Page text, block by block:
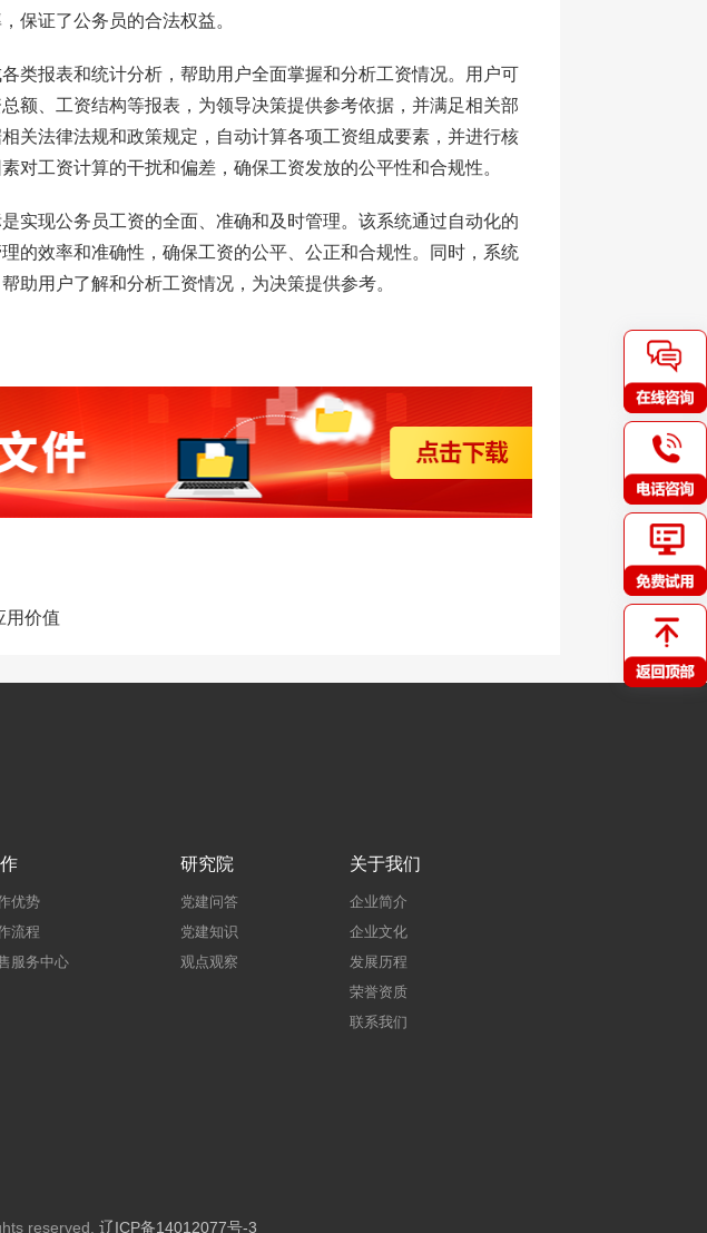
保证了公务员的合法权益。
类报表和统计分析，帮助用户全面掌握和分析工资情况。用户可
额、工资结构等报表，为领导决策提供参考依据，并满足相关部
关法律法规和政策规定，自动计算各项工资组成要素，并进行核
对工资计算的干扰和偏差，确保工资发放的公平性和合规性。
实现公务员工资的全面、准确和及时管理。该系统通过自动化的
的效率和准确性，确保工资的公平、公正和合规性。同时，系统
助用户了解和分析工资情况，为决策提供参考。
用价值
优势
流程
服务中心
研究院
党建问答
党建知识
观点观察
关于我们
企业简介
企业文化
发展历程
荣誉资质
联系我们
reserved. 辽ICP备14012077号-3